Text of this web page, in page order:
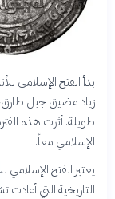
زياد مضيق جبل طارق،
طويلة. أثرت هذه
الإسلامي معاً.
يعتبر الفتح الإسلامي
التاريخية التي أعادت